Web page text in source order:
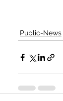
Public-News